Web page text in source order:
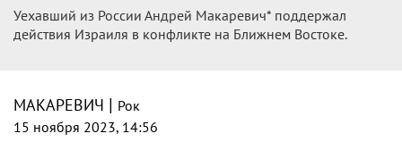
Уехавший из России Андрей Макаревич* поддержал
действия Израиля в конфликте на Ближнем Востоке.
МАКАРЕВИЧ | Рок
15 ноября 2023, 14:56